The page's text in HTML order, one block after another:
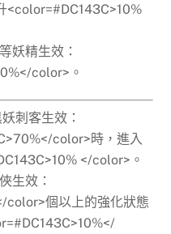
<color=#DC143C>10%
妖精生效：
color>。
刺客生效：
color>時，進入
</color>。
生效：
color>個以上的強化狀態